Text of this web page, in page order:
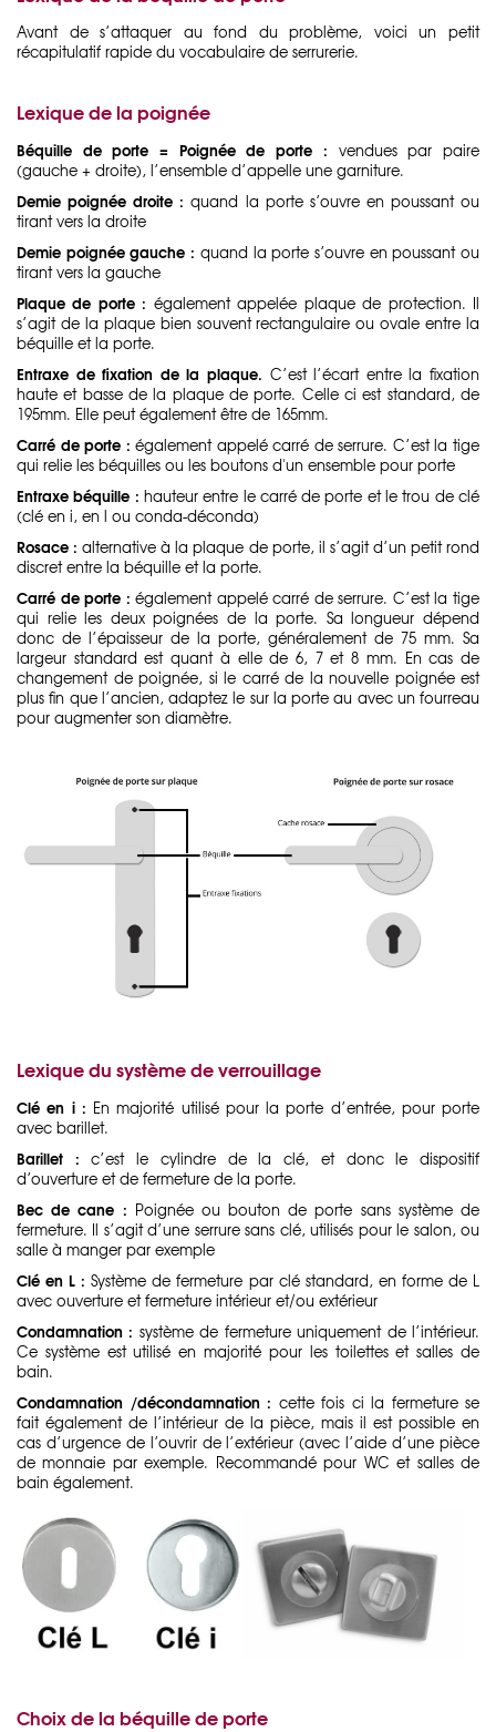
Avant de s’attaquer au fond du problème, voici un petit
récapitulatif rapide du vocabulaire de serrurerie.
Lexique de la poignée
Béquille de porte = Poignée de porte : vendues par paire
(gauche + droite), l’ensemble d’appelle une garniture.
Demie poignée droite : quand la porte s’ouvre en poussant ou
tirant vers la droite
Demie poignée gauche : quand la porte s’ouvre en poussant ou
tirant vers la gauche
Plaque de porte : également appelée plaque de protection. Il
s’agit de la plaque bien souvent rectangulaire ou ovale entre la
béquille et la porte.
Entraxe de fixation de la plaque. C’est l’écart entre la fixation
haute et basse de la plaque de porte. Celle ci est standard, de
195mm. Elle peut également être de 165mm.
Carré de porte : également appelé carré de serrure. C’est la tige
qui relie les béquilles ou les boutons d'un ensemble pour porte
Entraxe béquille : hauteur entre le carré de porte et le trou de clé
(clé en i, en l ou conda-déconda)
Rosace : alternative à la plaque de porte, il s’agit d’un petit rond
discret entre la béquille et la porte.
Carré de porte : également appelé carré de serrure. C’est la tige
qui relie les deux poignées de la porte. Sa longueur dépend
donc de l’épaisseur de la porte, généralement de 75 mm. Sa
largeur standard est quant à elle de 6, 7 et 8 mm. En cas de
changement de poignée, si le carré de la nouvelle poignée est
plus fin que l’ancien, adaptez le sur la porte au avec un fourreau
pour augmenter son diamètre.
Lexique du système de verrouillage
Clé en i : En majorité utilisé pour la porte d’entrée, pour porte
avec barillet.
Barillet : c’est le cylindre de la clé, et donc le dispositif
d’ouverture et de fermeture de la porte.
Bec de cane : Poignée ou bouton de porte sans système de
fermeture. Il s’agit d’une serrure sans clé, utilisés pour le salon, ou
salle à manger par exemple
Clé en L : Système de fermeture par clé standard, en forme de L
avec ouverture et fermeture intérieur et/ou extérieur
Condamnation : système de fermeture uniquement de l’intérieur.
Ce système est utilisé en majorité pour les toilettes et salles de
bain.
Condamnation /décondamnation : cette fois ci la fermeture se
fait également de l’intérieur de la pièce, mais il est possible en
cas d’urgence de l’ouvrir de l’extérieur (avec l’aide d’une pièce
de monnaie par exemple. Recommandé pour WC et salles de
bain également.
Choix de la béquille de porte